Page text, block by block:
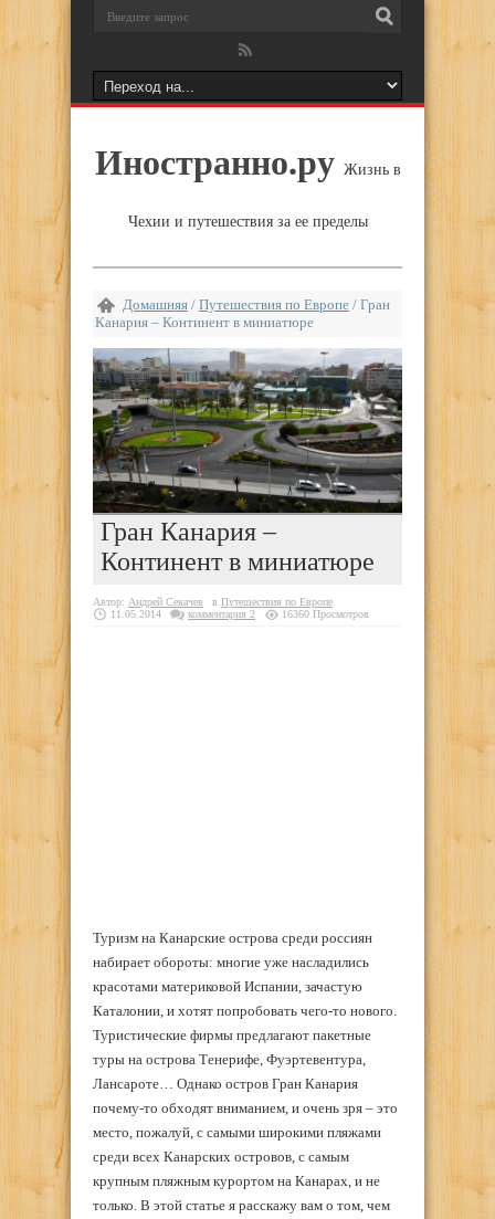
Иностранно.ру Жизнь в
Чехии и путешествия за ее пределы
Домашняя / Путешествия по Европе / Гран
Канария – Континент в миниатюре
Гран Канария –
Континент в миниатюре
Автор: Андрей Секачев в Путешествия по Европе
11.05.2014
комментария 2 16360 Просмотров
Туризм на Канарские острова среди россиян
набирает обороты: многие уже насладились
красотами материковой Испании, зачастую
Каталонии, и хотят попробовать чего-то нового.
Туристические фирмы предлагают пакетные
туры на острова Тенерифе, Фуэртевентура,
Лансароте… Однако остров Гран Канария
почему-то обходят вниманием, и очень зря – это
место, пожалуй, с самыми широкими пляжами
среди всех Канарских островов, с самым
крупным пляжным курортом на Канарах, и не
только. В этой статье я расскажу вам о том, чем